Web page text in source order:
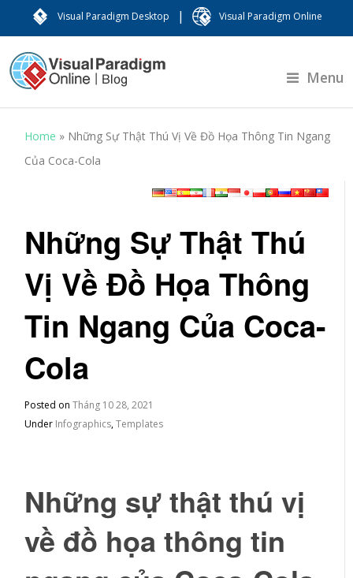
Visual Paradigm Desktop | Visual Paradigm Online
Menu
Home » Những Sự Thật Thú Vị Về Đồ Họa Thông Tin Ngang
Của Coca-Cola
Những Sự Thật Thú
Vị Về Đồ Họa Thông
Tin Ngang Của Coca-
Cola
Posted onTháng 10 28, 2021
Under Infographics,Templates
Những sự thật thú vị
về đồ họa thông tin